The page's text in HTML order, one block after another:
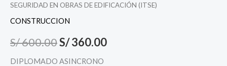
SEGURIDAD EN OBRAS DE EDIFICACIÓN (ITSE)
CONSTRUCCION
S/600.00
original
era:
S/ 600.00.
S/360.00
actual
S/ 360.00.
DIPLOMADO ASINCRONO
SEGURIDAD
EN
DE
EDIFICACIÓN